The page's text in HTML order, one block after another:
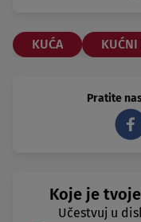
KUĆA KUĆNI
Pratite
Koje je
Učestvuj u